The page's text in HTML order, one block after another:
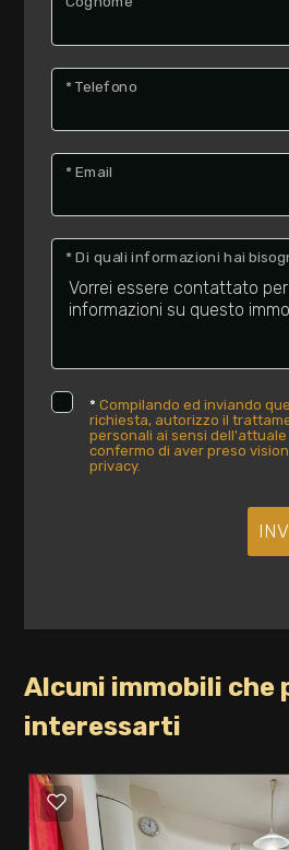
* Telefono
* Email
* Di quali informazioni hai
*Compilando ed inviando
richiesta, autorizzo il
personali ai sensi
confermo di aver preso
privacy.
Alcuni immobili che
interessarti